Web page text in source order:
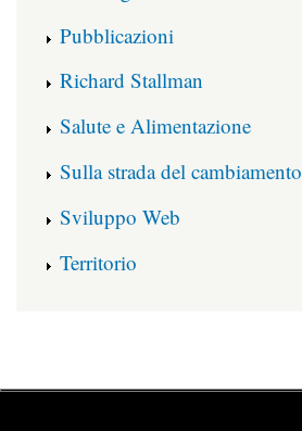
Pubblicazioni
Richard Stallman
Salute e Alimentazione
Sulla strada del cambiamento
Sviluppo Web
Territorio